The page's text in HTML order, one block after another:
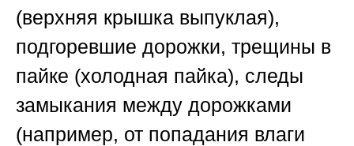
(верхняя крышка выпуклая),
подгоревшие дорожки, трещины в
пайке (холодная пайка), следы
замыкания между дорожками
(например, от попадания влаги